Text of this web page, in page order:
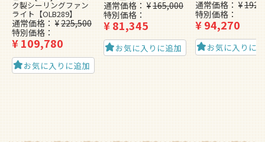
ク製シーリングファン
ライト【OLB289】
通常価格 ¥225,500
特別価格
¥109,780
お気に入りに追加
通常価格 ¥165,000
特別価格
¥81,345
お気に入りに追加
通常価格 ¥
特別価格
¥94,270
お気に入りに